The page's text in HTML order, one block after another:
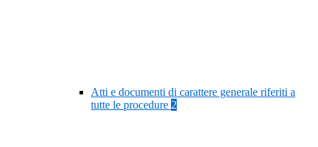
Atti e documenti di carattere generale riferiti a
tutte le procedure 2